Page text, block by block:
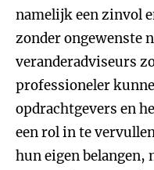
namelijk een zinvol
zonder ongewenste
veranderadviseurs
professioneler
opdrachtgevers en
een rol in te
hun eigen